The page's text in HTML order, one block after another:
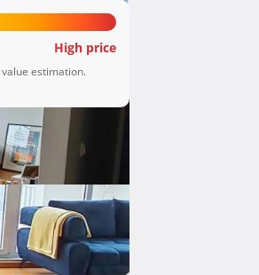
High price
estimation.
dnevnog